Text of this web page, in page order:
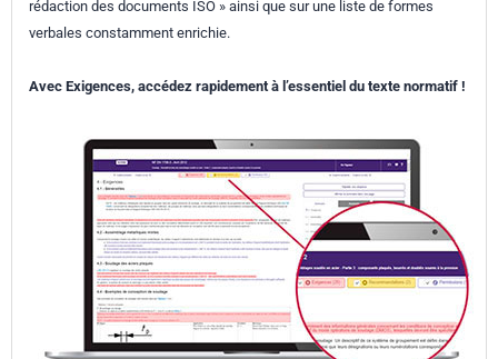
rédaction des documents ISO » ainsi que sur une liste de formes
verbales constamment enrichie.
Avec Exigences, accédez rapidement à l’essentiel du texte normatif !